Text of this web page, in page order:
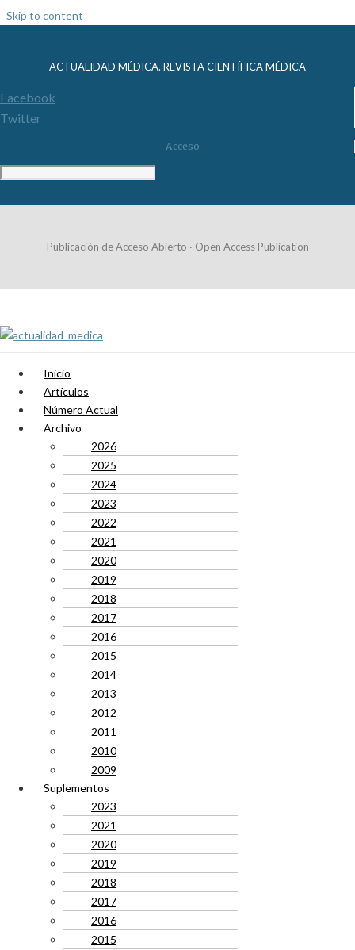
Skip to content
ACTUALIDAD MÉDICA. REVISTA CIENTÍFICA MÉDICA
Facebook
Twitter
Acceso
Publicación de Acceso Abierto · Open Access Publication
Inicio
Artículos
Número Actual
Archivo
2026
2025
2024
2023
2022
2021
2020
2019
2018
2017
2016
2015
2014
2013
2012
2011
2010
2009
Suplementos
2023
2021
2020
2019
2018
2017
2016
2015